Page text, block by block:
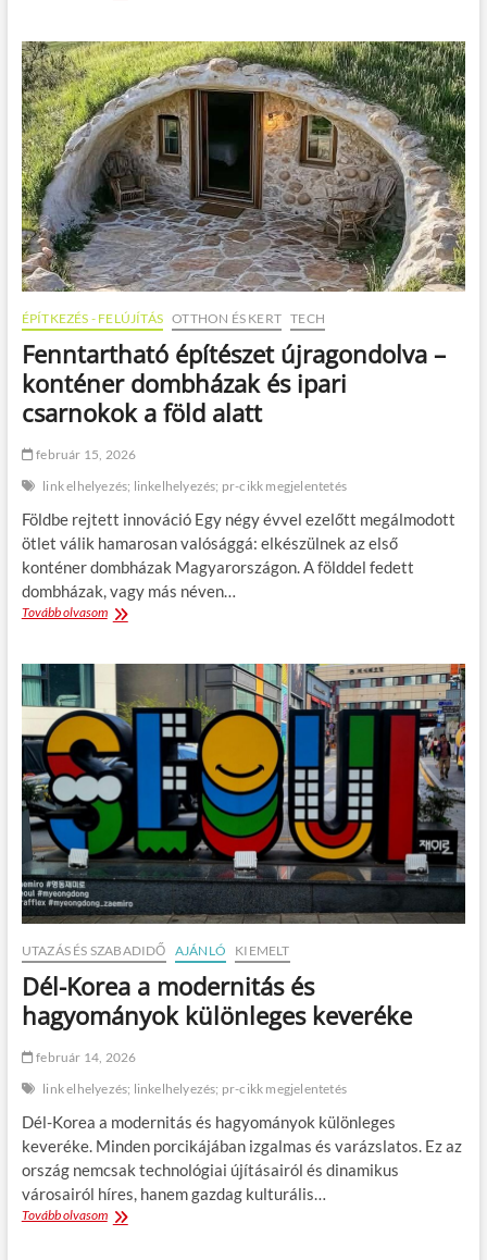
m
r
é
m
á
l
o
m
a
v
a
s
z
i
k
e
r
é
k
p
á
t
ú
r
a
ú
i
l
M
g
y
a
z
á
g
o
ÉPÍTKEZÉS - FELÚJÍTÁS OTTHON ÉS KERT TECH
Fenntartható építészet újragondolva –
konténer dombházak és ipari
csarnokok a föld alatt
február 15, 2026
link elhelyezés; linkelhelyezés; pr-cikk megjelentetés
Földbe rejtett innováció Egy négy évvel ezelőtt megálmodott
ötlet válik hamarosan valósággá: elkészülnek az első
konténer dombházak Magyarországon. A földdel fedett
dombházak, vagy más néven…
Tovább olvasomF
a
r
t
h
t
é
p
í
t
é
s
z
e
ú
r
o
n
o
l
v
UTAZÁS ÉS SZABADIDŐ AJÁNLÓ KIEMELT
Dél-Korea a modernitás és
hagyományok különleges keveréke
február 14, 2026
link elhelyezés; linkelhelyezés; pr-cikk megjelentetés
Dél-Korea a modernitás és hagyományok különleges
keveréke. Minden porcikájában izgalmas és varázslatos. Ez az
ország nemcsak technológiai újításairól és dinamikus
városairól híres, hanem gazdag kulturális…
Tovább olvasomD